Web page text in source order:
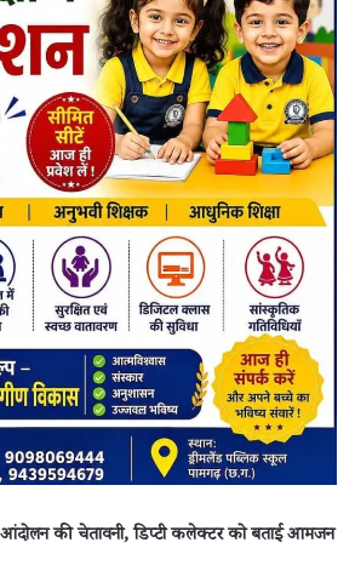
आंदोलन की चेतावनी, डिप्टी कलेक्टर को बताई आमजन